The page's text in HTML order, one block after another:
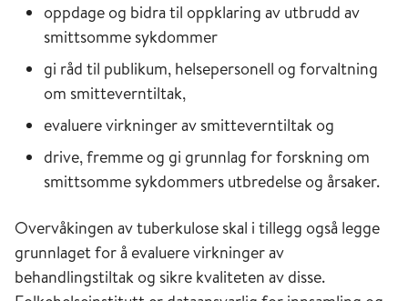
oppdage og bidra til oppklaring av utbrudd av
smittsomme sykdommer
gi råd til publikum, helsepersonell og forvaltning
om smitteverntiltak,
evaluere virkninger av smitteverntiltak og
drive, fremme og gi grunnlag for forskning om
smittsomme sykdommers utbredelse og årsaker.
Overvåkingen av tuberkulose skal i tillegg også legge
grunnlaget for å evaluere virkninger av
behandlingstiltak og sikre kvaliteten av disse.